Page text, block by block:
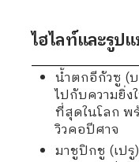
ไฮไลท์และรูป
น้ำตกอีกัวซู (
ไปกับความยิ่
ที่สุดในโลก พ
วิวคอปีศาจ
มาชูปิกชู (เป